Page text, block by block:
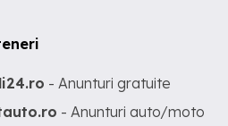
- Anunturi gratuite
- Anunturi auto/moto